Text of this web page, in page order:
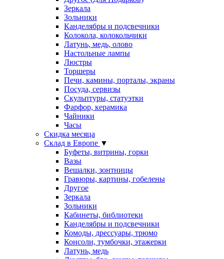
Зеркала
Зольники
Канделябры и подсвечники
Колокола, колокольчики
Латунь, медь, олово
Настольные лампы
Люстры
Торшеры
Печи, камины, порталы, экраны
Посуда, сервизы
Скульптуры, статуэтки
Фарфор, керамика
Чайники
Часы
Скидка месяца
Склад в Европе ▼
Буфеты, витрины, горки
Вазы
Вешалки, зонтницы
Гравюры, картины, гобелены
Другое
Зеркала
Зольники
Кабинеты, библиотеки
Канделябры и подсвечники
Комоды, дрессуары, трюмо
Консоли, тумбочки, этажерки
Латунь, медь